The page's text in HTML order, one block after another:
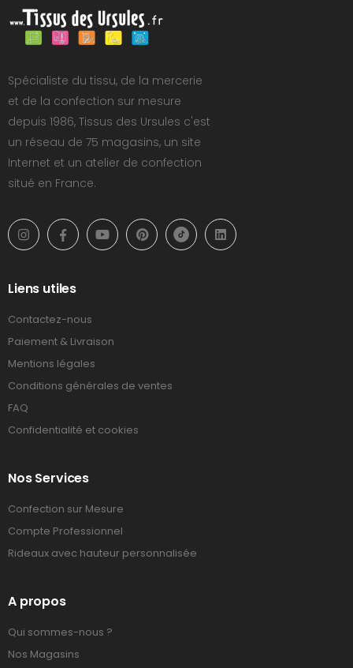
Spécialiste du tissu, de la mercerie
et de la confection sur mesure
depuis 1986, Tissus des Ursules c'est
un réseau de 75 magasins, un site
Internet et un atelier de confection
situé en France.
Liens utiles
Contactez-nous
Paiement & Livraison
Mentions légales
Conditions générales de ventes
FAQ
Confidentialité et cookies
Nos Services
Confection sur Mesure
Compte Professionnel
Rideaux avec hauteur personnalisée
A propos
Qui sommes-nous ?
Nos Magasins